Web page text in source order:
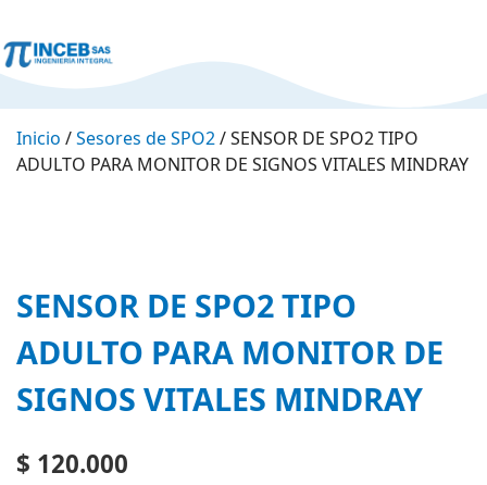
Inicio /Sesores de SPO2/ SENSOR DE SPO2 TIPO
ADULTO PARA MONITOR DE SIGNOS VITALES MINDRAY
SENSOR DE SPO2 TIPO
ADULTO PARA MONITOR DE
SIGNOS VITALES MINDRAY
$ 120.000